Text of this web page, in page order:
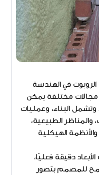
في الهندسة
مجالات مختلفة يمكن
البناء، وعمليات
والمناظر الطبيعية،
والأنظمة الهيكلية
دقيقة فعليًا،
للمصمم بتصور